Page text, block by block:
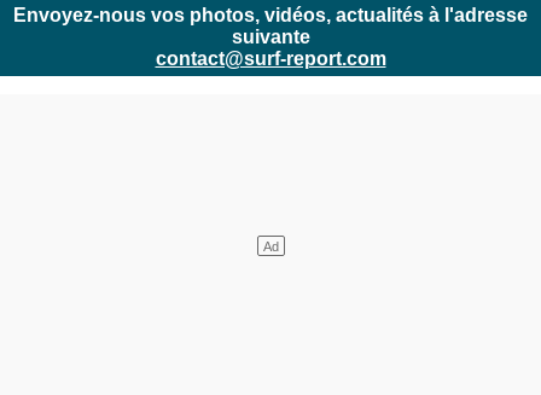
Envoyez-nous vos photos, vidéos, actualités à l'adresse
suivante
contact@surf-report.com